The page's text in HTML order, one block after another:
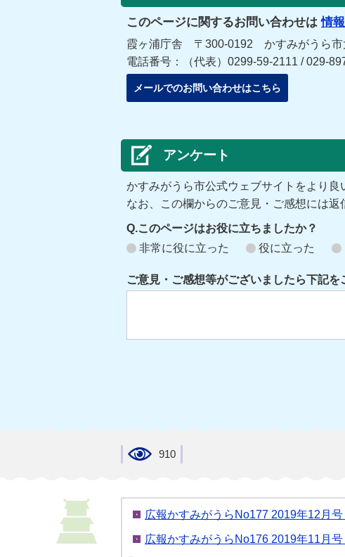
このページに関するお問い合わせは 情
霞ヶ浦庁舎 〒300-0192 かすみがうら市
電話番号：（代表）0299-59-2111 / 029-
メールでのお問い合わせはこちら
アンケート
かすみがうら市公式ウェブサイトをより良
なお、この欄からのご意見・ご感想には返
Q.このページはお役に立ちましたか？
非常に役に立った
役に立った
ご意見・ご感想等がございましたら下記を
910
広報かすみがうらNo177 2019年12月号
広報かすみがうらNo176 2019年11月号